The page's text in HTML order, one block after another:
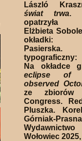
László
świat trwa.
opatrzyła
Elżbieta
okładki:
typograficzny:
Na okładce
eclipse of
observed
ze
Congress.
Pluszka.
Górniak-
Wołowiec